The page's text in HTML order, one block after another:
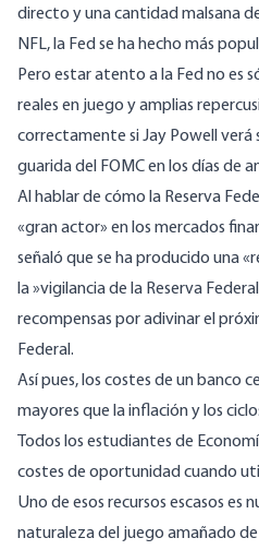
directo y una cantidad malsana
NFL, la Fed se ha hecho más
Pero estar atento a la Fed no es
reales en juego y amplias
correctamente si Jay Powell verá
guarida del FOMC en los días de
Al hablar de cómo la Reserva
«gran actor» en los mercados
señaló que se ha producido una
la »vigilancia de la Reserva
recompensas por adivinar el
Federal.
Así pues, los costes de un banco
mayores que la inflación y los
Todos los estudiantes de
costes de oportunidad cuando
Uno de esos recursos escasos es
naturaleza del juego amañado de